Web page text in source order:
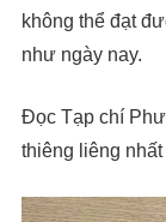
không thể đạt
như ngày nay.
Đọc Tạp chí
thiêng liêng